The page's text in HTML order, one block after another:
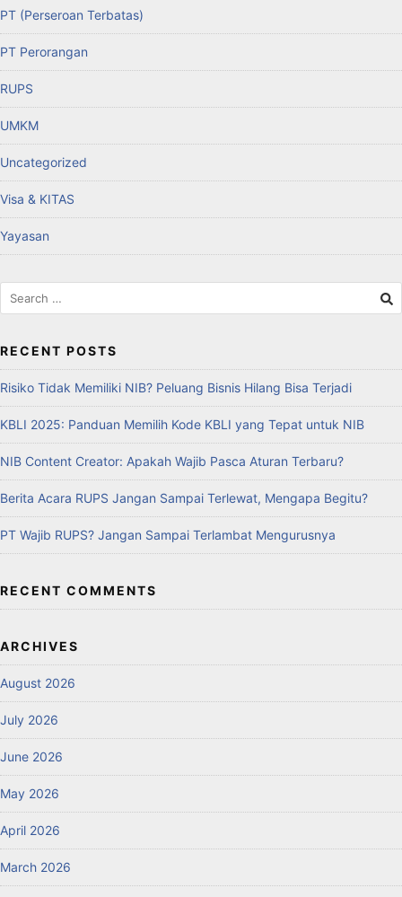
PT (Perseroan Terbatas)
PT Perorangan
RUPS
UMKM
Uncategorized
Visa & KITAS
Yayasan
RECENT POSTS
Risiko Tidak Memiliki NIB? Peluang Bisnis Hilang Bisa Terjadi
KBLI 2025: Panduan Memilih Kode KBLI yang Tepat untuk NIB
NIB Content Creator: Apakah Wajib Pasca Aturan Terbaru?
Berita Acara RUPS Jangan Sampai Terlewat, Mengapa Begitu?
PT Wajib RUPS? Jangan Sampai Terlambat Mengurusnya
RECENT COMMENTS
ARCHIVES
August 2026
July 2026
June 2026
May 2026
April 2026
March 2026